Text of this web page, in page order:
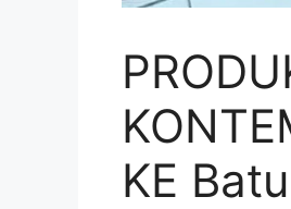
KE Batu